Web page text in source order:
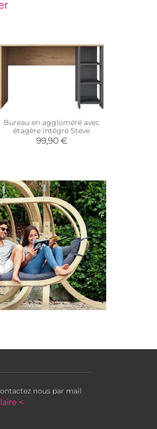
Bureau en aggloméré avec
étagère intégré Steve
99,90 €
nous par mail
<